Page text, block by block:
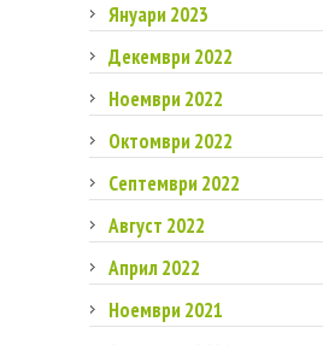
Януари 2023
Декември 2022
Ноември 2022
Октомври 2022
Септември 2022
Август 2022
Април 2022
Ноември 2021